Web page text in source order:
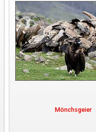
Mönchsgeier